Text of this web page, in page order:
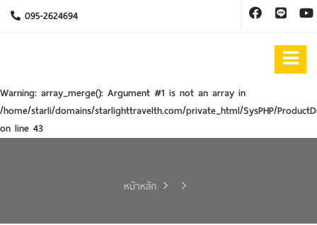
095-2624694
Warning: array_merge(): Argument #1 is not an array in
/home/starli/domains/starlighttravelth.com/private_html/SysPHP/
on line 43
หน้าหลัก